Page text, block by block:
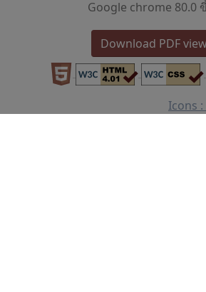
Google chrome 80.0
Download PDF
Icons